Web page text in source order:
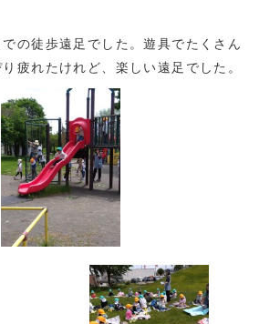
の徒歩遠足でした。遊具でたくさん
疲れたけれど、楽しい遠足でした。